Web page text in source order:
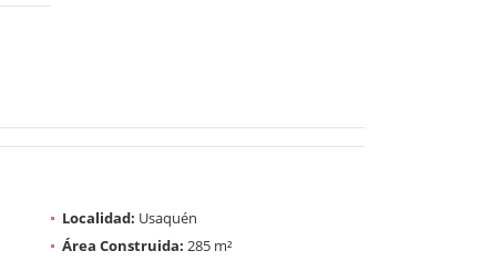
Localidad: Usaquén
Área Construida: 285 m²